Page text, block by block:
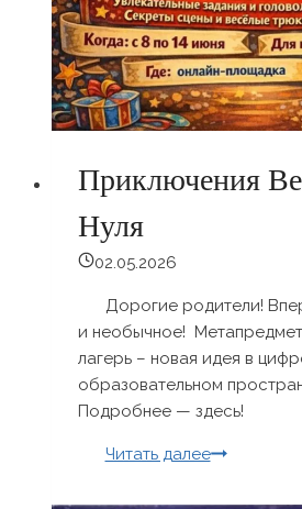
Приключения
Нуля
02.05.2026
Дорогие родители!
и необычное!
лагерь – новая идея в
образовательном
Подробнее — здесь!
Читать далее